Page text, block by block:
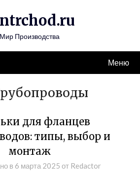
Мир Производства
Меню
для фланцев
типы, выбор и
монтаж
в 6 марта 2025 от Redactor